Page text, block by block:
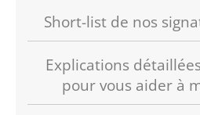
Short-list de nos
Explications
pour vous aider à